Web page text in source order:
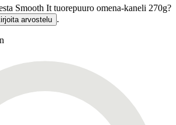
Smooth It tuorepuuro omena-kaneli 270g?
arvostelu .